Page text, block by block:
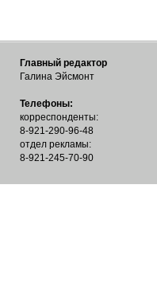
Главный редактор
Галина Эйсмонт
Телефоны:
корреспонденты:
8-921-290-96-48
отдел рекламы:
8-921-245-70-90